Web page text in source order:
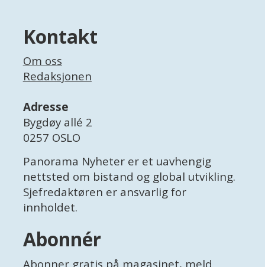
Kontakt
Om oss
Redaksjonen
Adresse
Bygdøy allé 2
0257 OSLO
Panorama Nyheter er et uavhengig
nettsted om bistand og global utvikling.
Sjefredaktøren er ansvarlig for
innholdet.
Abonnér
Abonner gratis på magasinet, meld